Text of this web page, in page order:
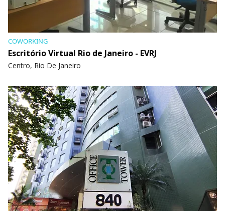
COWORKING
Escritório Virtual Rio de Janeiro - EVRJ
Centro, Rio De Janeiro